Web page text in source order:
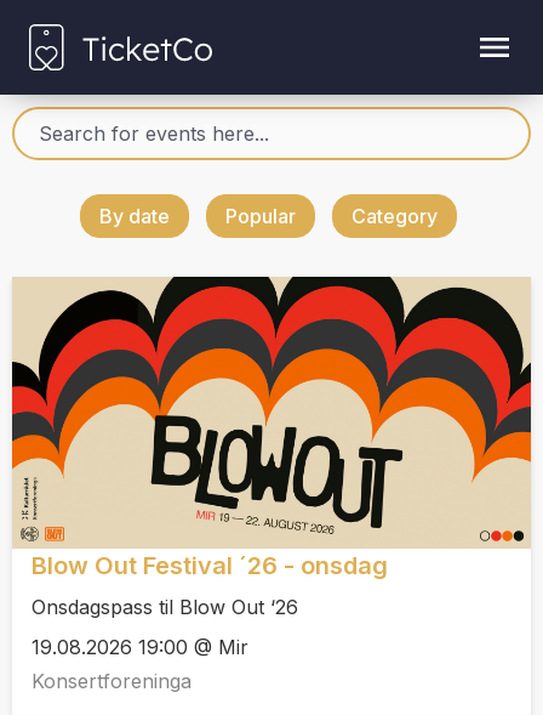
By date Popular Category
Blow Out Festival ´26 - onsdag
Onsdagspass til Blow Out ‘26
19.08.2026 19:00 @ Mir
Konsertforeninga